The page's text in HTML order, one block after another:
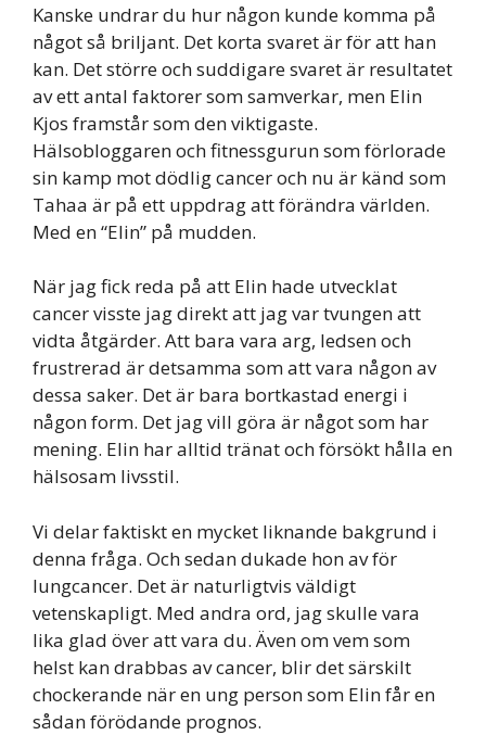
Kanske undrar du hur någon kunde komma på
något så briljant. Det korta svaret är för att han
kan. Det större och suddigare svaret är resultatet
av ett antal faktorer som samverkar, men Elin
Kjos framstår som den viktigaste.
Hälsobloggaren och fitnessgurun som förlorade
sin kamp mot dödlig cancer och nu är känd som
Tahaa är på ett uppdrag att förändra världen.
Med en “Elin” på mudden.
När jag fick reda på att Elin hade utvecklat
cancer visste jag direkt att jag var tvungen att
vidta åtgärder. Att bara vara arg, ledsen och
frustrerad är detsamma som att vara någon av
dessa saker. Det är bara bortkastad energi i
någon form. Det jag vill göra är något som har
mening. Elin har alltid tränat och försökt hålla en
hälsosam livsstil.
Vi delar faktiskt en mycket liknande bakgrund i
denna fråga. Och sedan dukade hon av för
lungcancer. Det är naturligtvis väldigt
vetenskapligt. Med andra ord, jag skulle vara
lika glad över att vara du. Även om vem som
helst kan drabbas av cancer, blir det särskilt
chockerande när en ung person som Elin får en
sådan förödande prognos.